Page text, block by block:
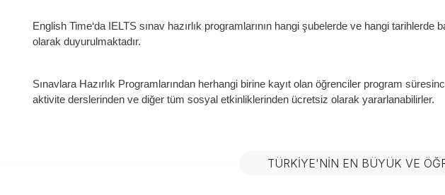
English Time‘da IELTS sınav hazırlık programlarının hangi şubelerde ve hangi tarihlerde
olarak duyurulmaktadır.
Sınavlara Hazırlık Programlarından herhangi birine kayıt olan öğrenciler program
aktivite derslerinden ve diğer tüm sosyal etkinliklerinden ücretsiz olarak yararlanabilirler.
TÜRKIYE'NIN EN BÜYÜK VE